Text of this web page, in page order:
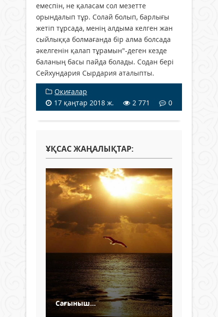
емеспін, не қаласам сол мезетте
орындалып тұр. Солай болып, барлығы
жетіп тұрсада, менің алдыма келген жан
сыйлыққа болмағанда бір алма болсада
әкелгенін қалап тұрамын"-деген кезде
баланың басы пайда болады. Содан бері
Сейхундария Сырдария аталыпты.
Оқиғалар
17 қаңтар 2018 ж.
2 771 0
ҰҚСАС ЖАҢАЛЫҚТАР:
Сағыныш...